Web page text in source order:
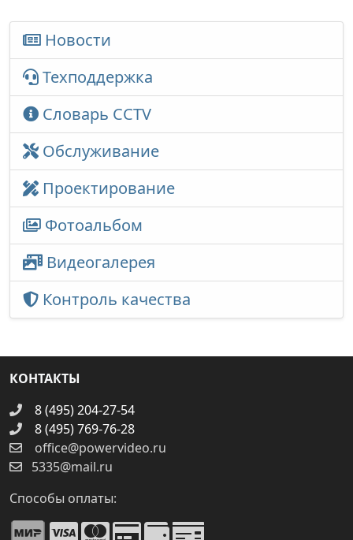
Новости
Техподдержка
Словарь CCTV
Обслуживание
Проектирование
Фотоальбом
Видеогалерея
Контроль качества
КОНТАКТЫ
8 (495) 204-27-54
8 (495) 769-76-28
office@powervideo.ru
5335@mail.ru
Способы оплаты: